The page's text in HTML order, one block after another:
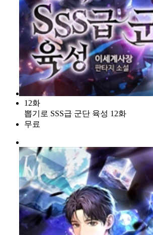
12화
뽑기로 SSS급 군단 육성 12화
무료